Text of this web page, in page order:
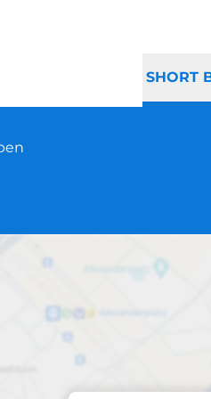
SHORT
Urban